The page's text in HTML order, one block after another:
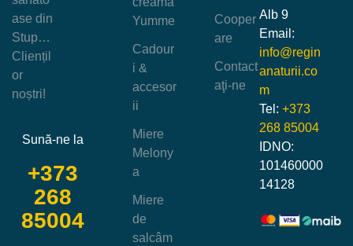
Yumme
Cadour
i &
accesor
ii
Miere
Melony
a
Miere
de
salcâm
Cooper
are
Contact
aţi-ne
ase din
Stup…
Cliențil
or
noștri!
Sună-ne la
+373
268
85004
Alb 9
Email:
info@regin
anaturii.co
m
Tel: +373
268 85004
IDNO:
101460000
14128